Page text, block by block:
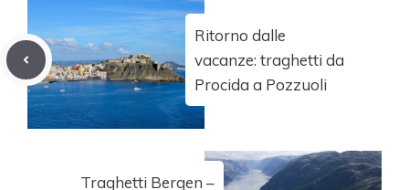
Ritorno dalle
vacanze: traghetti da
Procida a Pozzuoli
Traghetti Bergen –